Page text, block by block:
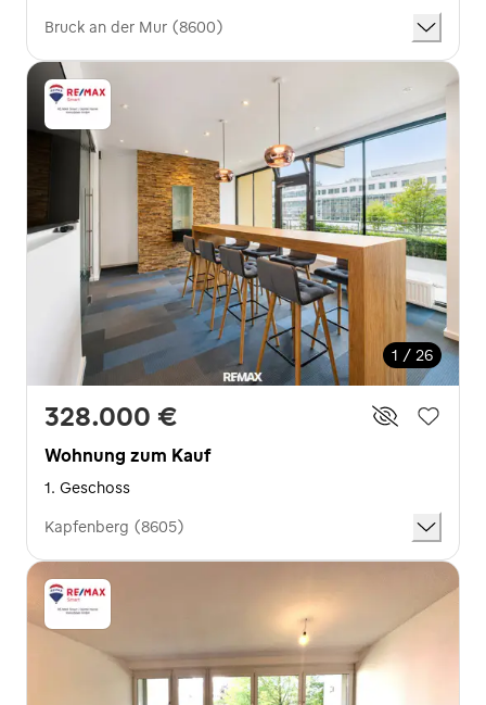
Bruck an der Mur (8600)
1 / 26
328.000 €
Wohnung zum Kauf
1. Geschoss
Kapfenberg (8605)